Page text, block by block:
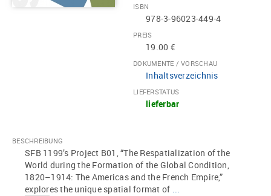
ISBN
978-3-96023-449-4
PREIS
19.00 €
DOKUMENTE / VORSCHAU
Inhaltsverzeichnis
LIEFERSTATUS
lieferbar
BESCHREIBUNG
SFB 1199’s Project B01, “The Respatialization of the
World during the Formation of the Global Condition,
1820–1914: The Americas and the French Empire,”
explores the unique spatial format of ...